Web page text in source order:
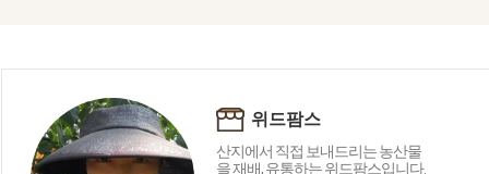
위드팜스
산지에서 직접 보내드리는 농산물
을 재배, 유통하는 위드팜스입니다.